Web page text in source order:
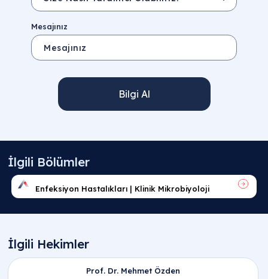
Mesajınız
Bilgi Al